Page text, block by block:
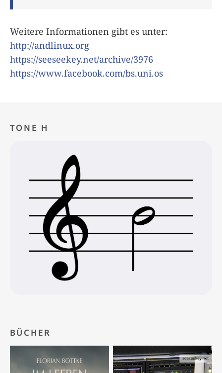
Weitere Informationen gibt es unter:
http://andlinux.org
https://seeseekey.net/archive/3976
https://www.facebook.com/bs.uni.os
TONE H
BÜCHER